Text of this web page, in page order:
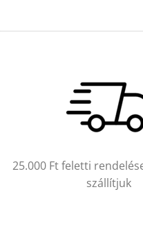
25.000 Ft feletti
szállítjuk